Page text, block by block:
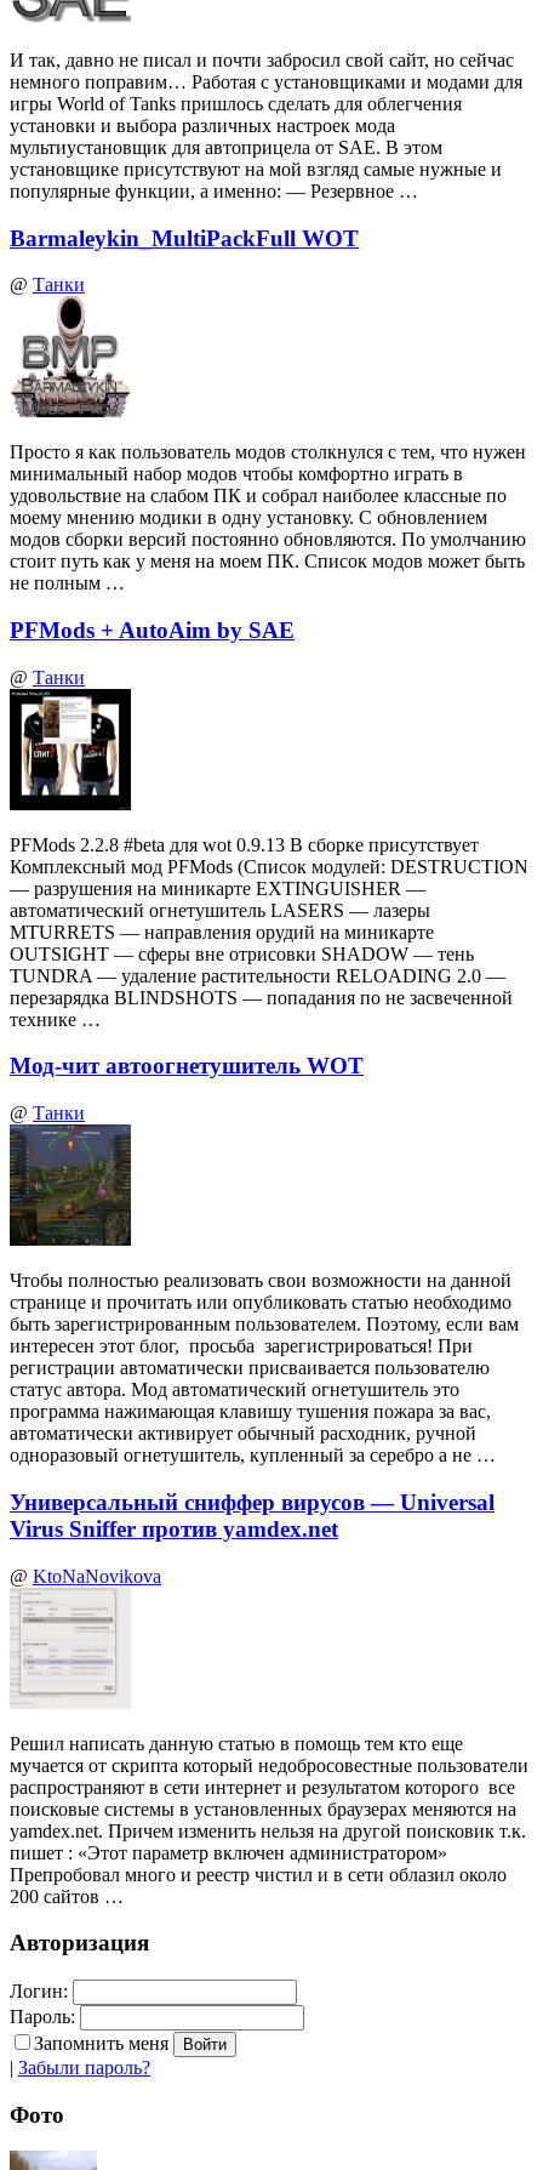
И так, давно не писал и почти забросил свой сайт, но сейчас
немного поправим… Работая с установщиками и модами для
игры World of Tanks пришлось сделать для облегчения
установки и выбора различных настроек мода
мультиустановщик для автоприцела от SAE. В этом
установщике присутствуют на мой взгляд самые нужные и
популярные функции, а именно: — Резервное …
Barmaleykin_MultiPackFull WOT
@ Танки
Просто я как пользователь модов столкнулся с тем, что нужен
минимальный набор модов чтобы комфортно играть в
удовольствие на слабом ПК и собрал наиболее классные по
моему мнению модики в одну установку. С обновлением
модов сборки версий постоянно обновляются. По умолчанию
стоит путь как у меня на моем ПК. Список модов может быть
не полным …
PFMods + AutoAim by SAE
@ Танки
PFMods 2.2.8 #beta для wot 0.9.13 В сборке присутствует
Комплексный мод PFMods (Список модулей: DESTRUCTION
— разрушения на миникарте EXTINGUISHER —
автоматический огнетушитель LASERS — лазеры
MTURRETS — направления орудий на миникарте
OUTSIGHT — сферы вне отрисовки SHADOW — тень
TUNDRA — удаление растительности RELOADING 2.0 —
перезарядка BLINDSHOTS — попадания по не засвеченной
технике …
Мод-чит автоогнетушитель WOT
@ Танки
Чтобы полностью реализовать свои возможности на данной
странице и прочитать или опубликовать статью необходимо
быть зарегистрированным пользователем. Поэтому, если вам
интересен этот блог, просьба зарегистрироваться! При
регистрации автоматически присваивается пользователю
статус автора. Мод автоматический огнетушитель это
программа нажимающая клавишу тушения пожара за вас,
автоматически активирует обычный расходник, ручной
одноразовый огнетушитель, купленный за серебро а не …
Универсальный сниффер вирусов — Universal
Virus Sniffer против yamdex.net
@ KtoNaNovikova
Решил написать данную статью в помощь тем кто еще
мучается от скрипта который недобросовестные пользователи
распространяют в сети интернет и результатом которого все
поисковые системы в установленных браузерах меняются на
yamdex.net. Причем изменить нельзя на другой поисковик т.к.
пишет : «Этот параметр включен администратором»
Препробовал много и реестр чистил и в сети облазил около
200 сайтов …
Авторизация
Логин:
Пароль:
Запомнить меня
| Забыли пароль?
Фото